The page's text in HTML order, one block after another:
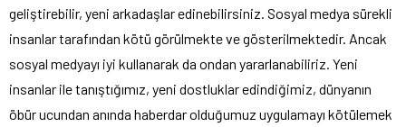
geliştirebilir, yeni arkadaşlar edinebilirsiniz. Sosyal medya sürekli
insanlar tarafından kötü görülmekte ve gösterilmektedir. Ancak
sosyal medyayı iyi kullanarak da ondan yararlanabiliriz. Yeni
insanlar ile tanıştığımız, yeni dostluklar edindiğimiz, dünyanın
öbür ucundan anında haberdar olduğumuz uygulamayı kötülemek